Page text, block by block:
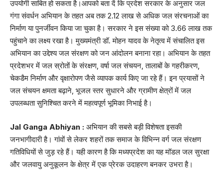
उपयोगी साबित हो सकता है।आपको बता दें कि प्रदेश सरकार के अनुसार जल
गंगा संवर्धन अभियान के तहत अब तक 2.12 लाख से अधिक जल संरचनाओं का
निर्माण या पुनर्जीवन किया जा चुका है। सरकार ने इस संख्या को 3.66 लाख तक
पहुंचाने का लक्ष्य रखा है। मुख्यमंत्री डॉ. मोहन यादव के नेतृत्व में संचालित इस
अभियान का उद्देश्य जल संरक्षण को जन आंदोलन बनाना रहा। अभियान के तहत
प्रदेशभर में जल स्रोतों के संरक्षण, वर्षा जल संचयन, तालाबों के गहरीकरण,
चेकडैम निर्माण और वृक्षारोपण जैसे व्यापक कार्य किए जा रहे हैं। इन प्रयासों ने
जल संचयन क्षमता बढ़ाने, भूजल स्तर सुधारने और ग्रामीण क्षेत्रों में जल
उपलब्धता सुनिश्चित करने में महत्वपूर्ण भूमिका निभाई है।
Jal Ganga Abhiyan : अभियान की सबसे बड़ी विशेषता इसकी
जनभागीदारी है। गांवों से लेकर शहरों तक समाज के विभिन्न वर्ग जल संरक्षण
गतिविधियों से जुड़ रहे हैं। यही कारण है कि मध्यप्रदेश का यह मॉडल जल सुरक्षा
और जलवायु अनुकूलन के क्षेत्र में एक प्रेरक उदाहरण बनकर उभरा है।